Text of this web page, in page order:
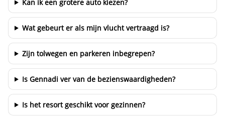
Kan ik een grotere auto kiezen?
Wat gebeurt er als mijn vlucht vertraagd is?
Zijn tolwegen en parkeren inbegrepen?
Is Gennadi ver van de bezienswaardigheden?
Is het resort geschikt voor gezinnen?